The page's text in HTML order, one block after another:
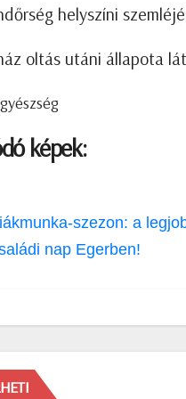
helyszíni
oltás utáni állapota
képek:
szezon: a
nap Egerben!